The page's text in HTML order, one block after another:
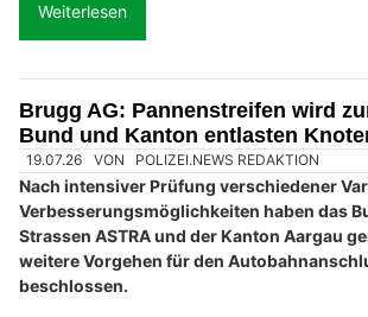
Weiterlesen
Brugg AG: Pannenstreifen wird
Bund und Kanton entlasten
19.07.26 VON POLIZEI.NEWS REDAKTION
Nach intensiver Prüfung verschiedener
Verbesserungsmöglichkeiten haben das
Strassen ASTRA und der Kanton Aargau
weitere Vorgehen für den
beschlossen.